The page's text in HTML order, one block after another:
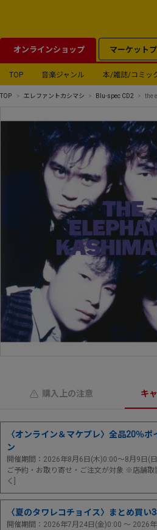
オンラインショップ マーケット
TOP 音楽ジャンル 本/雑誌/コミッ
TOP エレファントカシマシ Blu-spec CD2 the
購入上の注意 キ
〈オンライン＆マケプレ〉全品20％
ン
開催期間：2026年8月6日(木)0:00～8月9日(
ご予約・お取り寄せ・ご注文が対象 ※店舗取
く]
〈夏のタワレコチョイス〉まとめ買い
開催期間：2026年7月24日(金)0:00 ～ 2026